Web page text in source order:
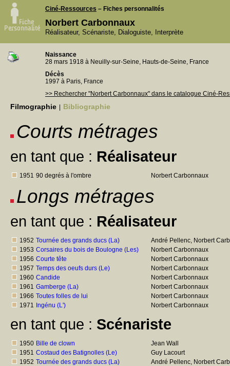
Ciné-Ressources – Fiches personnalités
Norbert Carbonnaux
Réalisateur, Scénariste, Dialoguiste, Interprète
Naissance
28 mars 1918 à Neuilly-sur-Seine, Hauts-de-Seine, France
Décès
1997 à Paris, France
>> Rechercher "Norbert Carbonnaux" dans le catalogue Ciné-
Filmographie Bibliographie
Courts métrages
en tant que : Réalisateur
1951 90 degrés à l'ombre Norbert Carbonnaux
Longs métrages
en tant que : Réalisateur
1952 Tournée des grands ducs (La)
André Pellenc, Norbert
1953 Corsaires du bois de Boulogne (Les)
Norbert Carbonnaux
1956 Courte tête
Norbert Carbonnaux
1957 Temps des oeufs durs (Le)
Norbert Carbonnaux
1960 Candide
Norbert Carbonnaux
1961 Gamberge (La)
Norbert Carbonnaux
1966 Toutes folles de lui
Norbert Carbonnaux
1971 Ingénu (L') Norbert Carbonnaux
en tant que : Scénariste
1950 Bille de clown
Jean Wall
1951 Costaud des Batignolles (Le)
Guy Lacourt
1952 Tournée des grands ducs (La)
André Pellenc, Norbert